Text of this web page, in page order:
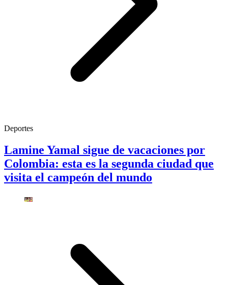
Deportes
Lamine Yamal sigue de vacaciones por
Colombia: esta es la segunda ciudad que
visita el campeón del mundo